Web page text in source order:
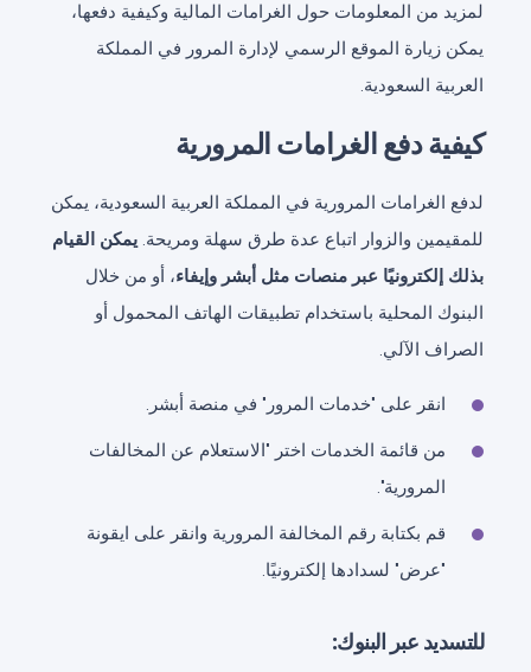
لمزيد من المعلومات حول الغرامات المالية وكيفية دفعها،
يمكن زيارة الموقع الرسمي لإدارة المرور في المملكة
العربية السعودية.
كيفية دفع الغرامات المرورية
لدفع الغرامات المرورية في المملكة العربية السعودية، يمكن
للمقيمين والزوار اتباع عدة طرق سهلة ومريحة. يمكن القيام
بذلك إلكترونيًا عبر منصات مثل أبشر وإيفاء، أو من خلال
البنوك المحلية باستخدام تطبيقات الهاتف المحمول أو
الصراف الآلي.
انقر على "خدمات المرور" في منصة أبشر.
من قائمة الخدمات اختر "الاستعلام عن المخالفات
المرورية".
قم بكتابة رقم المخالفة المرورية وانقر على ايقونة
"عرض" لسدادها إلكترونيًا.
للتسديد عبر البنوك: